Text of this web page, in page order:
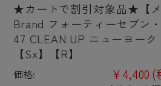
★カートで割引対象品★【メ
Brand フォーティーセブン
47 CLEAN UP ニューヨー
【Sx】【R】
価格: ¥4,400 (